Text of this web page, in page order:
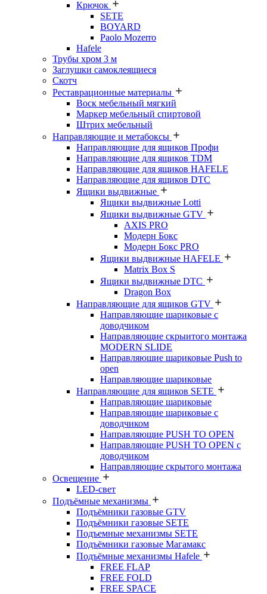
Крючок
SETE
BOYARD
Paolo Mozerro
Hafele
Трубы хром 3 м
Заглушки самоклеящиеся
Скотч
Реставрационные материалы
Воск мебельный мягкий
Маркер мебельный спиртовой
Штрих мебельный
Направляющие и метабоксы
Направляющие для ящиков Профи
Направляющие для ящиков TDM
Направляющие для ящиков HAFELE
Направляющие для ящиков DTC
Ящики выдвижные
Ящики выдвижные Lotti
Ящики выдвижные GTV
AXIS PRO
Модерн Бокс
Модерн Бокс PRO
Ящики выдвижные HAFELE
Matrix Box S
Ящики выдвижные DTC
Dragon Box
Направляющие для ящиков GTV
Направляющие шариковые с
доводчиком
Направляющие скрыитого монтажа
MODERN SLIDE
Направляюшие шариковые Push to
open
Направляющие шариковые
Направляющие для ящиков SETE
Направляющие шариковые
Направляющие шариковые с
доводчиком
Направляющие PUSH TO OPEN
Направляющие PUSH TO OPEN с
доводчиком
Направляющие скрытого монтажа
Освещение
LED-свет
Подъёмные механизмы
Подъёмники газовые GTV
Подъёмники газовые SETE
Подъемные механизмы SETE
Подъёмники газовые Магамакс
Подъёмные механизмы Hafele
FREE FLAP
FREE FOLD
FREE SPACE